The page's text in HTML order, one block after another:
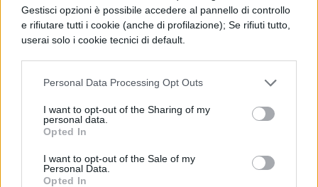
Gestisci opzioni è possibile accedere al pannello di controllo
e rifiutare tutti i cookie (anche di profilazione); Se rifiuti tutto,
userai solo i cookie tecnici di default.
Personal Data Processing Opt Outs
I want to opt-out of the Sharing of my
personal data.
Opted In
I want to opt-out of the Sale of my
Personal Data.
Opted In
Repubblica di Lecce contro ignoti per atti
sessuali con minori, e l’altra dall’Ufficio
STESSA STORIA IN FILM A BERLINO
La storia tra una professoressa e un suo
studente di 15 anni che non subisce ma
alimenta la relazione con la donna piu’